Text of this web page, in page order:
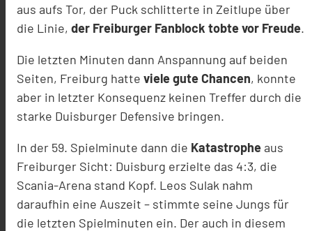
aus aufs Tor, der Puck schlitterte in Zeitlupe über
die Linie, der Freiburger Fanblock tobte vor Freude.
Die letzten Minuten dann Anspannung auf beiden
Seiten, Freiburg hatte viele gute Chancen, konnte
aber in letzter Konsequenz keinen Treffer durch die
starke Duisburger Defensive bringen.
In der 59. Spielminute dann die Katastrophe aus
Freiburger Sicht: Duisburg erzielte das 4:3, die
Scania-Arena stand Kopf. Leos Sulak nahm
daraufhin eine Auszeit – stimmte seine Jungs für
die letzten Spielminuten ein. Der auch in diesem